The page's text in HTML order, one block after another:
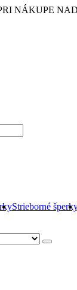
NÁKUPE
Strieborné